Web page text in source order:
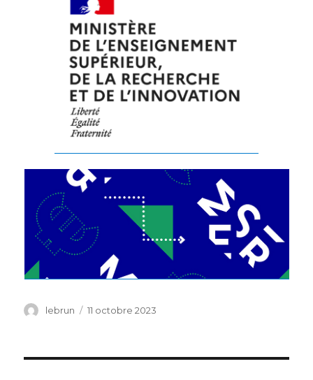
Auteur
lebrun
Publié
11 octobre 2023